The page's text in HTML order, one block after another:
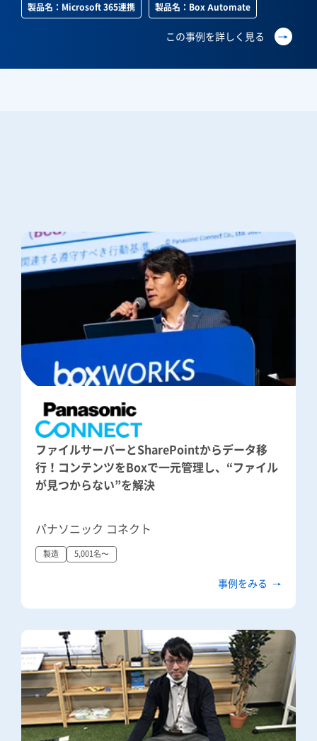
製品名：Microsoft 365連携 製品名：Box Automate
この事例を詳しく見る
ファイルサーバーとSharePointからデータ移
行！コンテンツをBoxで一元管理し、“ファイル
が見つからない”を解決
パナソニック コネクト
製造 5,001名〜
事例をみる